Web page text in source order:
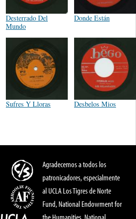
Desterrado Del
Mundo
Donde Están
Sufres Y Lloras
Desbelos Mios
Agradecemos a todos los
patronicadores, especialmente
al UCLA Los Tigres de Norte
Fund, National Endowment for
the Humanities, National